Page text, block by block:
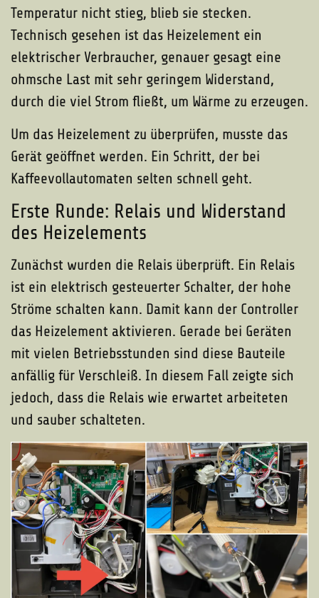
Temperatur nicht stieg, blieb sie stecken.
Technisch gesehen ist das Heizelement ein
elektrischer Verbraucher, genauer gesagt eine
ohmsche Last mit sehr geringem Widerstand,
durch die viel Strom fließt, um Wärme zu erzeugen.
Um das Heizelement zu überprüfen, musste das
Gerät geöffnet werden. Ein Schritt, der bei
Kaffeevollautomaten selten schnell geht.
Erste Runde: Relais und Widerstand
des Heizelements
Zunächst wurden die Relais überprüft. Ein Relais
ist ein elektrisch gesteuerter Schalter, der hohe
Ströme schalten kann. Damit kann der Controller
das Heizelement aktivieren. Gerade bei Geräten
mit vielen Betriebsstunden sind diese Bauteile
anfällig für Verschleiß. In diesem Fall zeigte sich
jedoch, dass die Relais wie erwartet arbeiteten
und sauber schalteten.